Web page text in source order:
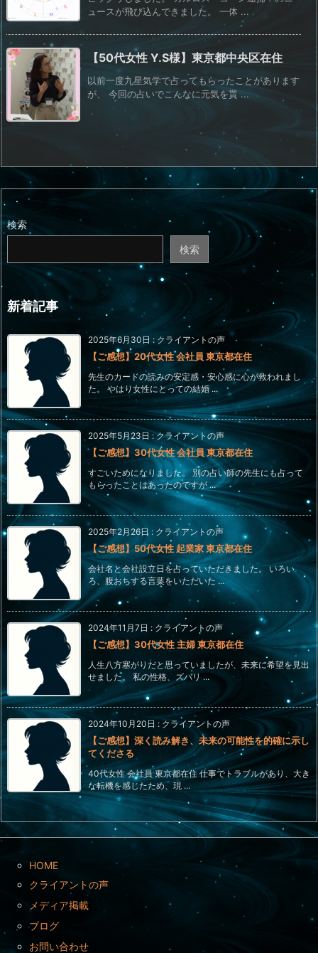
ュースが飛び込んできました。 一体 ...
【50代女性 Y.S様】東京都中央区在住
以前一度九星気学で占ってもらったことがあります
が、 今回の占いでこんなに元気を貰 ...
検索
検索
新着記事
2025年6月30日 : クライアントの声
【ご感想】20代女性 会社員 東京都在住
先生のカードの読みの安定感・安心感に心が救われまし
た。 やはり女性にとっての結婚 ...
2025年5月23日 :クライアントの声
【ご感想】30代女性 会社員 東京都在住
すごいためになりました。 別の占い師の先生にも占って
もらったことはあったのですが ...
2025年2月26日 : クライアントの声
【ご感想】50代女性 起業家 東京都在住
会社名と会社設立日を占っていただきました。 いろい
ろ、腹おちする言葉をいただいた ...
2024年11月7日 : クライアントの声
【ご感想】30代女性 主婦 東京都在住
人生八方塞がりだと思っていましたが、未来に希望を見出
せました。 私の性格、ズバリ ...
2024年10月20日 : クライアントの声
【ご感想】深く読み解き、未来の可能性を的確に示し
てくださる
40代女性 会社員 東京都在住 仕事でトラブルがあり、大き
な転機を感じたため、現 ...
HOME
クライアントの声
メディア掲載
ブログ
お問い合わせ